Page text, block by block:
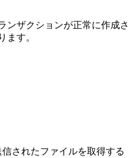
ンザクションが正常に作成さ
ます。
されたファイルを取得する